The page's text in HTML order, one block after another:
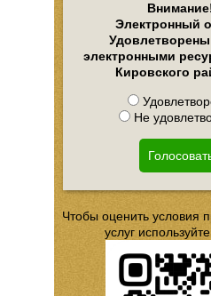
Электронный
электронными
Кировского
Не
Чтобы оценить условия
услуг